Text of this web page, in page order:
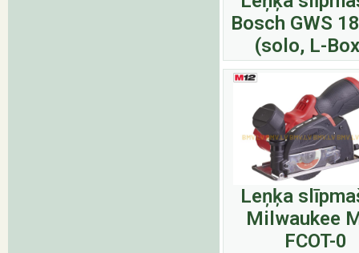
Bosch GWS
(solo, L-
Leņķa
Milwaukee
FCOT-0